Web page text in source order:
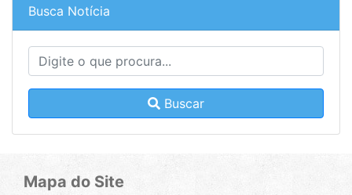
Busca Notícia
Buscar
Mapa do Site